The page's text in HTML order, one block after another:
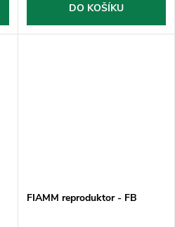
DO KOŠÍKU
FIAMM reproduktor - FB